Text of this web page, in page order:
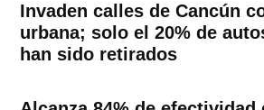
Invaden calles de Cancún
urbana; solo el 20% de
han sido retirados